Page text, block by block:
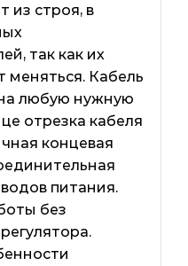
из строя, в
так как их
меняться. Кабель
любую нужную
отрезка кабеля
концевая
питания.
без